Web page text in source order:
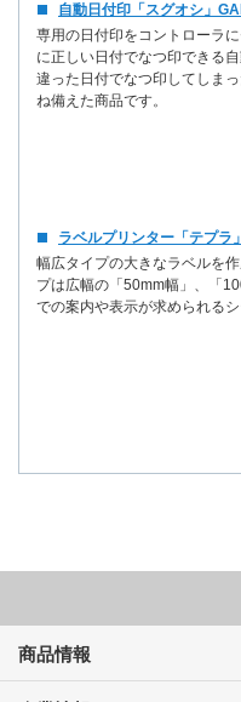
自動日付印「スグオシ」
専用の日付印をコントローラ
に正しい日付でなつ印できる
違った日付でなつ印してしま
ね備えた商品です。
ラベルプリンター「テプラ
幅広タイプの大きなラベルを
プは広幅の「50mm幅」、「
での案内や表示が求められる
商品情報